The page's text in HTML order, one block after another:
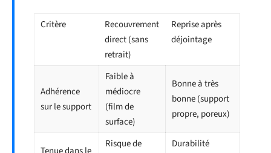
Critère
Recouvrement
direct (sans
retrait)
Reprise après
déjointage
Adhérence
sur le support
Faible à
médiocre
(film de
surface)
Bonne à très
bonne (support
propre, poreux)
Risque de
Durabilité